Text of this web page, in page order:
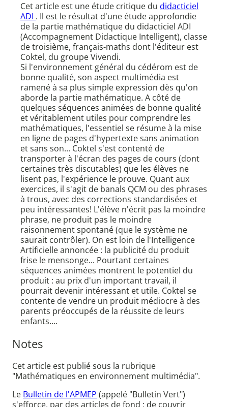
Cet article est une étude critique du didacticiel
ADI . Il est le résultat d'une étude approfondie
de la partie mathématique du didacticiel ADI
(Accompagnement Didactique Intelligent), classe
de troisième, français-maths dont l'éditeur est
Coktel, du groupe Vivendi.
Si l'environnement général du cédérom est de
bonne qualité, son aspect multimédia est
ramené à sa plus simple expression dès qu'on
aborde la partie mathématique. A côté de
quelques séquences animées de bonne qualité
et véritablement utiles pour comprendre les
mathématiques, l'essentiel se résume à la mise
en ligne de pages d'hypertexte sans animation
et sans son... Coktel s'est contenté de
transporter à l'écran des pages de cours (dont
certaines très discutables) que les élèves ne
lisent pas, l'expérience le prouve. Quant aux
exercices, il s'agit de banals QCM ou des phrases
à trous, avec des corrections standardisées et
peu intéressantes! L'élève n'écrit pas la moindre
phrase, ne produit pas le moindre
raisonnement spontané (que le système ne
saurait contrôler). On est loin de l'Intelligence
Artificielle annoncée : la publicité du produit
frise le mensonge... Pourtant certaines
séquences animées montrent le potentiel du
produit : au prix d'un important travail, il
pourrait devenir intéressant et utile. Coktel se
contente de vendre un produit médiocre à des
parents préoccupés de la réussite de leurs
enfants....
Notes
Cet article est publié sous la rubrique
"Mathématiques en environnement multimédia".
Le Bulletin de l'APMEP (appelé "Bulletin Vert")
s'efforce, par des articles de fond : de couvrir